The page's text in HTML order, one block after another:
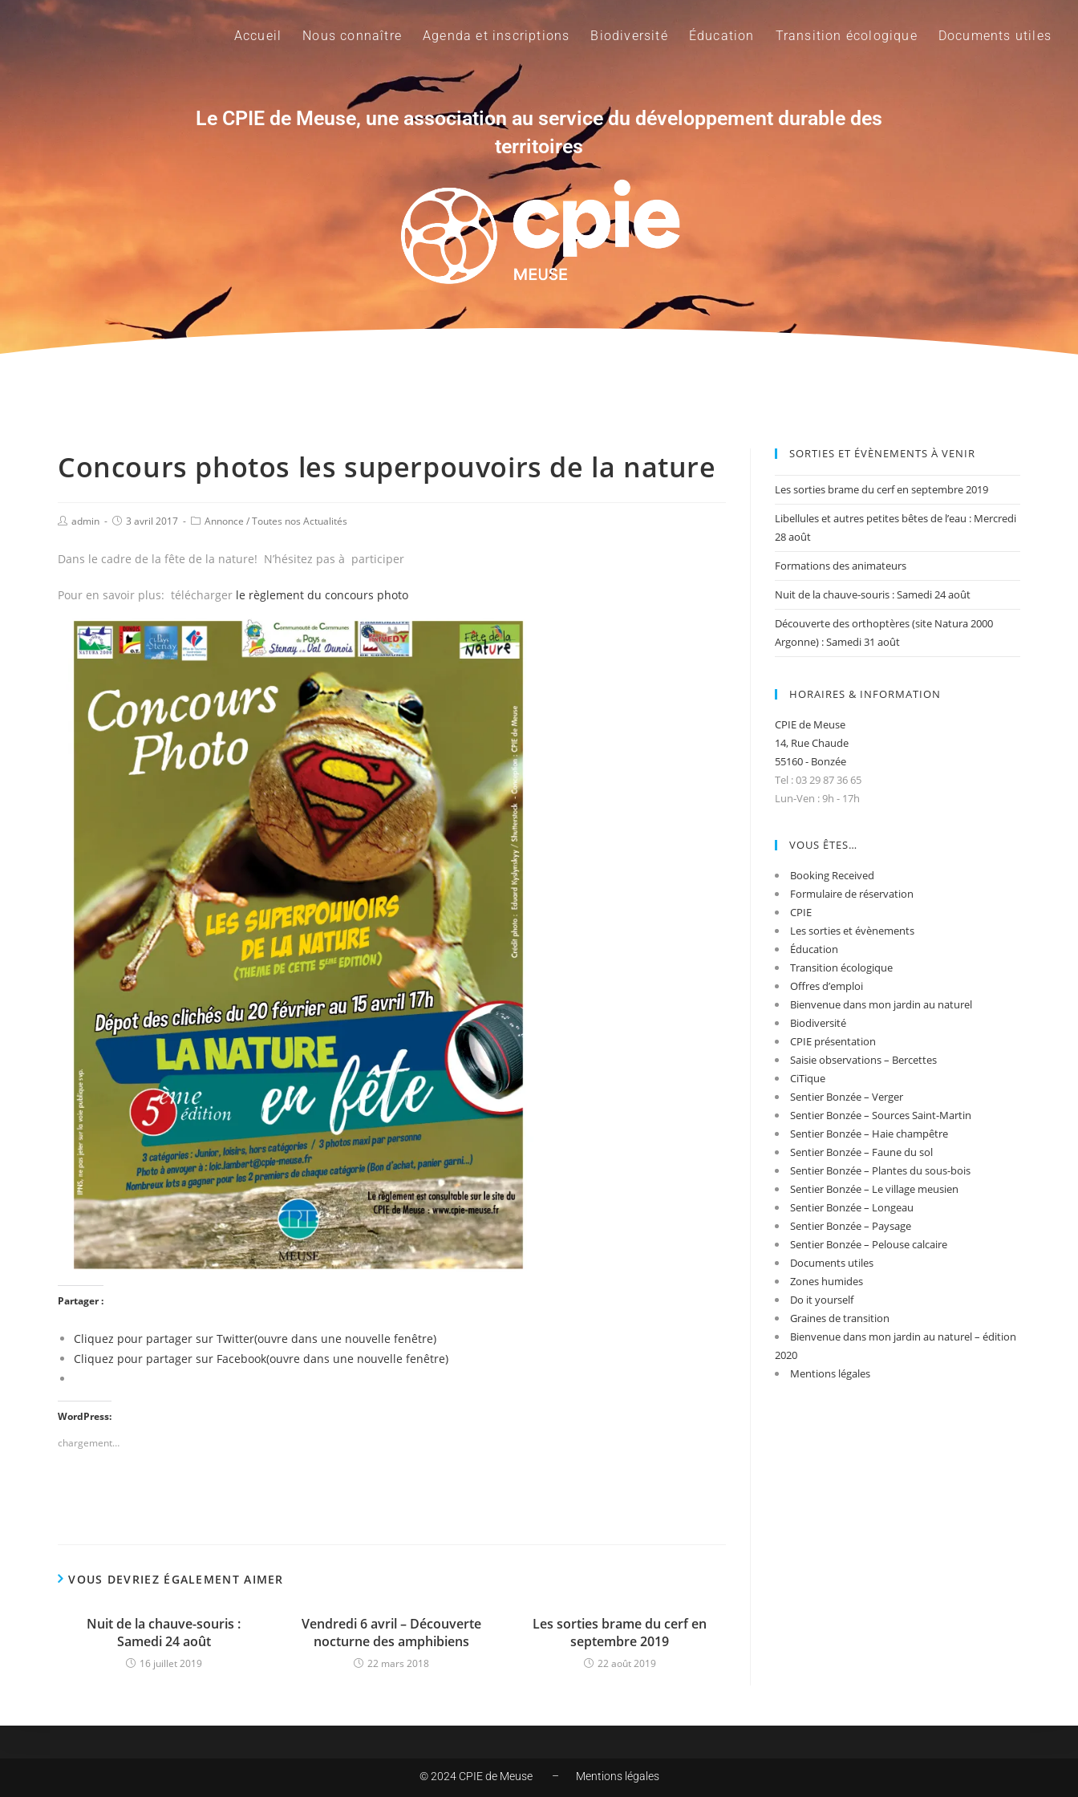
Accueil Nous connaître Agenda et inscriptions Biodiversité Éducation Transition écologique Documents utiles
Le CPIE de Meuse, une association au service du développement durable des
territoires
Concours photos les superpouvoirs de la nature
admin 3 avril 2017 Annonce /Toutes nos Actualités
Dans le cadre de la fête de la nature! N’hésitez pas à participer
Pour en savoir plus: télécharger le règlement du concours photo
Partager :
Cliquez pour partager sur Twitter(ouvre dans une nouvelle fenêtre)
Cliquez pour partager sur Facebook(ouvre dans une nouvelle fenêtre)
WordPress:
chargement…
VOUS DEVRIEZ ÉGALEMENT AIMER
Nuit de la chauve-souris :
Samedi 24 août
16 juillet 2019
Vendredi 6 avril – Découverte
nocturne des amphibiens
22 mars 2018
Les sorties brame du cerf en
septembre 2019
22 août 2019
SORTIES ET ÉVÈNEMENTS À VENIR
Les sorties brame du cerf en septembre 2019
Libellules et autres petites bêtes de l’eau : Mercredi
28 août
Formations des animateurs
Nuit de la chauve-souris : Samedi 24 août
Découverte des orthoptères (site Natura 2000
Argonne) : Samedi 31 août
HORAIRES & INFORMATION
CPIE de Meuse
14, Rue Chaude
55160 - Bonzée
Tel : 03 29 87 36 65
Lun-Ven : 9h - 17h
VOUS ÊTES…
Booking Received
Formulaire de réservation
CPIE
Les sorties et évènements
Éducation
Transition écologique
Offres d’emploi
Bienvenue dans mon jardin au naturel
Biodiversité
CPIE présentation
Saisie observations – Bercettes
CiTique
Sentier Bonzée – Verger
Sentier Bonzée – Sources Saint-Martin
Sentier Bonzée – Haie champêtre
Sentier Bonzée – Faune du sol
Sentier Bonzée – Plantes du sous-bois
Sentier Bonzée – Le village meusien
Sentier Bonzée – Longeau
Sentier Bonzée – Paysage
Sentier Bonzée – Pelouse calcaire
Documents utiles
Zones humides
Do it yourself
Graines de transition
Bienvenue dans mon jardin au naturel – édition
2020
Mentions légales
© 2024 CPIE de Meuse – Mentions légales